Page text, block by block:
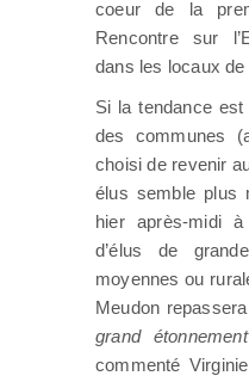
coeur de la
Rencontre sur
dans les locaux de
Si la tendance
des communes
choisi de revenir
élus semble plus
hier après-midi
d’élus de
moyennes ou
Meudon
grand
commenté